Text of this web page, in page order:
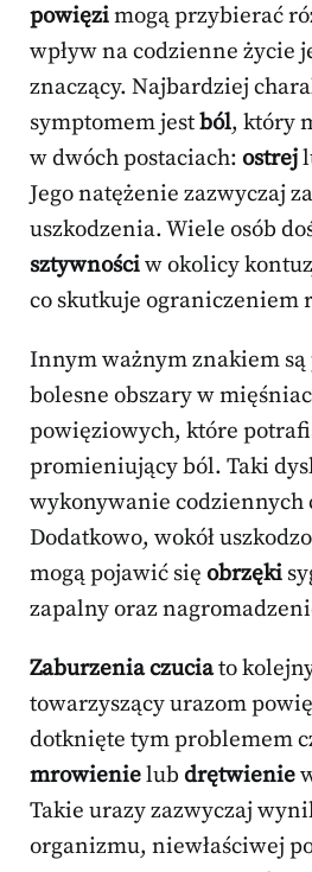
powięzimogą przybierać
wpływ na codzienne życie
znaczący. Najbardziej
symptomem jestból, który
w dwóch postaciach: ostrej
Jego natężenie zazwyczaj
uszkodzenia. Wiele osób
sztywnościw okolicy
co skutkuje ograniczeniem
Innym ważnym znakiem są
bolesne obszary w
powięziowych, które
promieniujący ból. Taki
wykonywanie codziennych
Dodatkowo, wokół
mogą pojawić się obrzęki
zapalny oraz
Zaburzenia czuciato
towarzyszący urazom
dotknięte tym problemem
mrowienielub drętwienie
Takie urazy zazwyczaj
organizmu, niewłaściwej